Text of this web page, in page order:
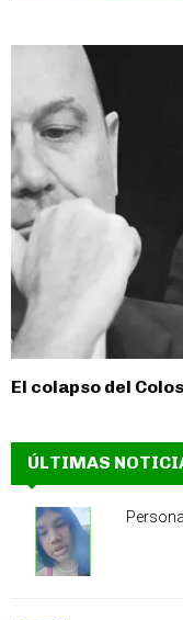
El colapso del
ÚLTIMAS